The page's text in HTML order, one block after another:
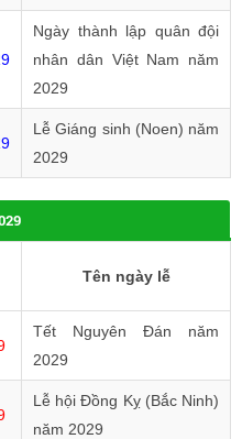
Ngày thành lập quân đội
nhân dân Việt Nam năm
2029
Lễ Giáng sinh (Noen) năm
2029
Tên ngày lễ
Tết Nguyên Đán năm
2029
Lễ hội Đồng Kỵ (Bắc Ninh)
năm 2029